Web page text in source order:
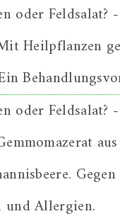
oder Feldsalat?
Heilpflanzen
oder Feldsalat?
Gegen
und Allergien.